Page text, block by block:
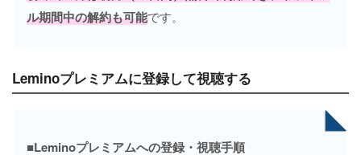
ル期間中の解約も可能です。
Leminoプレミアムに登録して視聴する
■Leminoプレミアムへの登録・視聴手順